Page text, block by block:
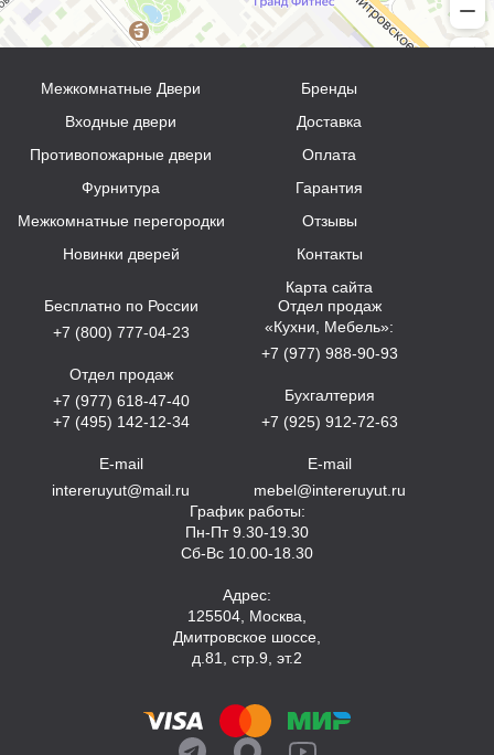
Межкомнатные Двери
Входные двери
Противопожарные двери
Фурнитура
Межкомнатные перегородки
Новинки дверей
Бренды
Доставка
Оплата
Гарантия
Отзывы
Контакты
Карта сайта
Бесплатно по России
+7 (800) 777-04-23
Отдел продаж
+7 (977) 618-47-40
+7 (495) 142-12-34
E-mail
intereruyut@mail.ru
Отдел продаж
«Кухни, Мебель»:
+7 (977) 988-90-93
Бухгалтерия
+7 (925) 912-72-63
E-mail
mebel@intereruyut.ru
График работы:
Пн-Пт 9.30-19.30
Сб-Вс 10.00-18.30
Адрес:
125504, Москва,
Дмитровское шоссе,
д.81, стр.9, эт.2